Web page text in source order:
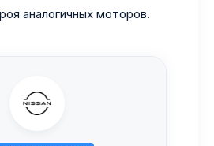
аналогичных моторов.